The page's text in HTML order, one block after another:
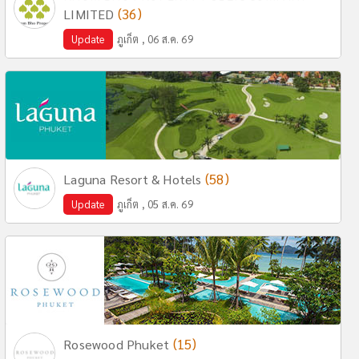
LIMITED (36)
Update ภูเก็ต , 06 ส.ค. 69
Laguna Resort & Hotels (58)
Update ภูเก็ต , 05 ส.ค. 69
Rosewood Phuket (15)